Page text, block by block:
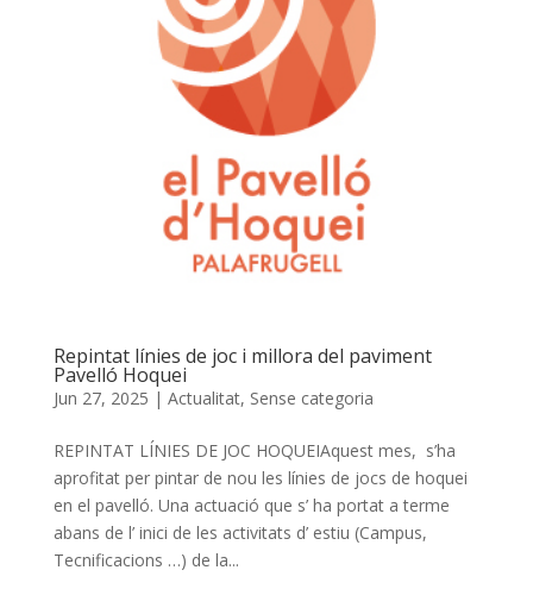
Repintat línies de joc i millora del paviment
Pavelló Hoquei
Jun 27, 2025 | Actualitat, Sense categoria
REPINTAT LÍNIES DE JOC HOQUEIAquest mes, s’ha
aprofitat per pintar de nou les línies de jocs de hoquei
en el pavelló. Una actuació que s’ ha portat a terme
abans de l’ inici de les activitats d’ estiu (Campus,
Tecnificacions …) de la...